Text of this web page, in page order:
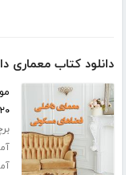
دانلود کتاب
۳۲۰